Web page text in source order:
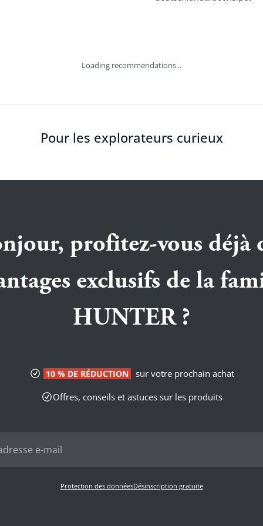
Loading recommendations...
Pour les explorateurs curieux
profitez-vous déjà
exclusifs de la
HUNTER ?
10 % DE RÉDUCTION
sur votre prochain achat
Offres, conseils et astuces sur les produits
Protection des donnéesDésinscription gratuite